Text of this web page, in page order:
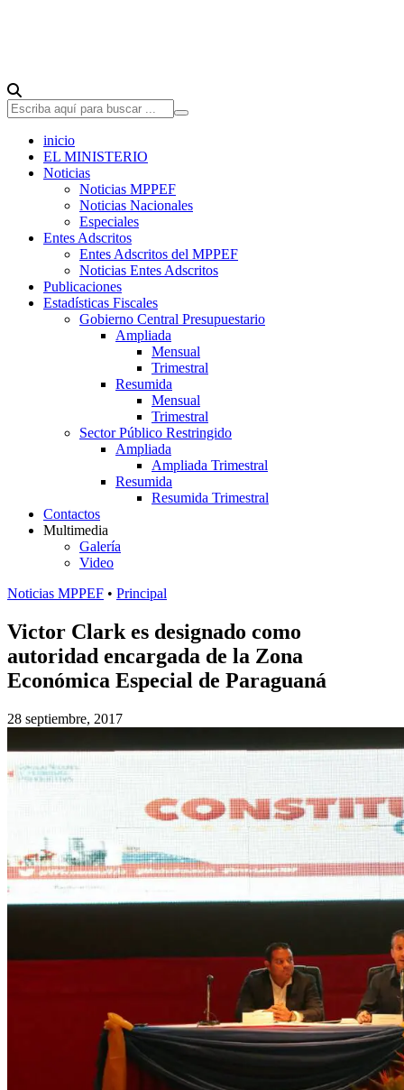
inicio
EL MINISTERIO
Noticias
Noticias MPPEF
Noticias Nacionales
Especiales
Entes Adscritos
Entes Adscritos del MPPEF
Noticias Entes Adscritos
Publicaciones
Estadísticas Fiscales
Gobierno Central Presupuestario
Ampliada
Mensual
Trimestral
Resumida
Mensual
Trimestral
Sector Público Restringido
Ampliada
Ampliada Trimestral
Resumida
Resumida Trimestral
Contactos
Multimedia
Galería
Video
Noticias MPPEF • Principal
Victor Clark es designado como
autoridad encargada de la Zona
Económica Especial de Paraguaná
28 septiembre, 2017